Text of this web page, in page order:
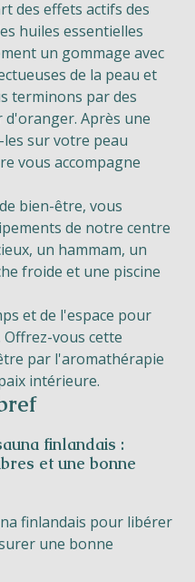
des effets actifs des
huiles essentielles
un gommage avec
de la peau et
terminons par des
d'oranger. Après une
sur votre peau
vous accompagne
bien-être, vous
de notre centre
un hammam, un
froide et une piscine
et de l'espace pour
vous cette
par l'aromathérapie
intérieure.
finlandais :
et une bonne
finlandais pour libérer
une bonne